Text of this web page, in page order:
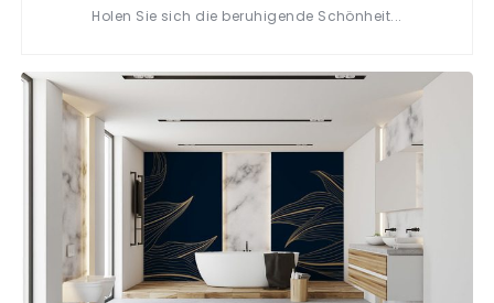
Holen Sie sich die beruhigende Schönheit...